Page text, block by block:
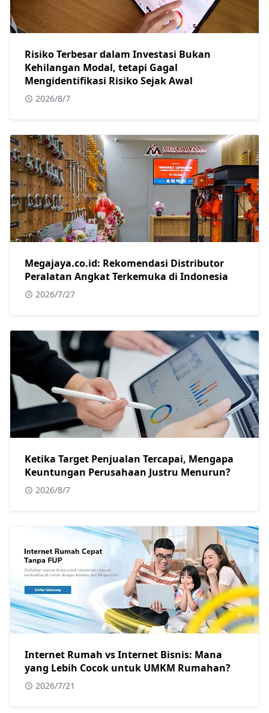
Risiko Terbesar dalam Investasi Bukan
Kehilangan Modal, tetapi Gagal
Mengidentifikasi Risiko Sejak Awal
2026/8/7
Megajaya.co.id: Rekomendasi Distributor
Peralatan Angkat Terkemuka di Indonesia
2026/7/27
Ketika Target Penjualan Tercapai, Mengapa
Keuntungan Perusahaan Justru Menurun?
2026/8/7
Internet Rumah vs Internet Bisnis: Mana
yang Lebih Cocok untuk UMKM Rumahan?
2026/7/21